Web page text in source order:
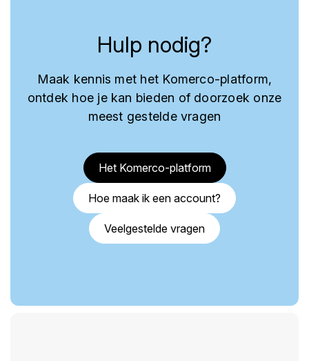
Hulp nodig?
Maak kennis met het Komerco-platform,
ontdek hoe je kan bieden of doorzoek onze
meest gestelde vragen
Het Komerco-platform
Hoe maak ik een account?
Veelgestelde vragen